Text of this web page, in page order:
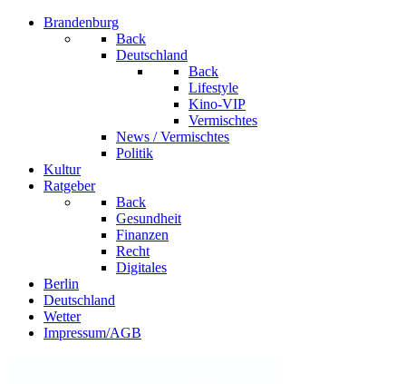
Brandenburg
Back
Deutschland
Back
Lifestyle
Kino-VIP
Vermischtes
News / Vermischtes
Politik
Kultur
Ratgeber
Back
Gesundheit
Finanzen
Recht
Digitales
Berlin
Deutschland
Wetter
Impressum/AGB